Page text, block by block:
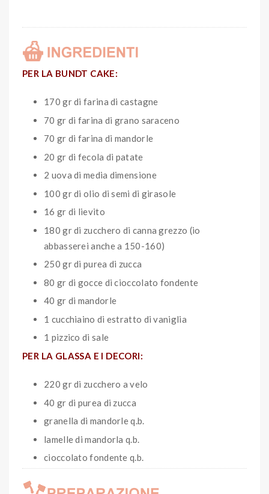
PER LA BUNDT CAKE:
170 gr di farina di castagne
70 gr di farina di grano saraceno
70 gr di farina di mandorle
20 gr di fecola di patate
2 uova di media dimensione
100 gr di olio di semi di girasole
16 gr di lievito
180 gr di zucchero di canna grezzo (io
abbasserei anche a 150-160)
250 gr di purea di zucca
80 gr di gocce di cioccolato fondente
40 gr di mandorle
1 cucchiaino di estratto di vaniglia
1 pizzico di sale
PER LA GLASSA E I DECORI:
220 gr di zucchero a velo
40 gr di purea di zucca
granella di mandorle q.b.
lamelle di mandorla q.b.
cioccolato fondente q.b.